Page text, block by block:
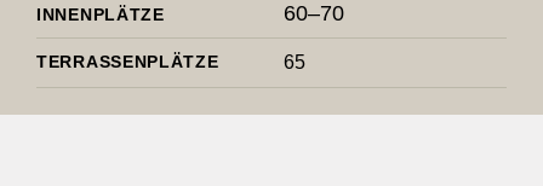
INNEN­PLÄTZE 60–70
TERRAS­SEN­PLÄTZE 65